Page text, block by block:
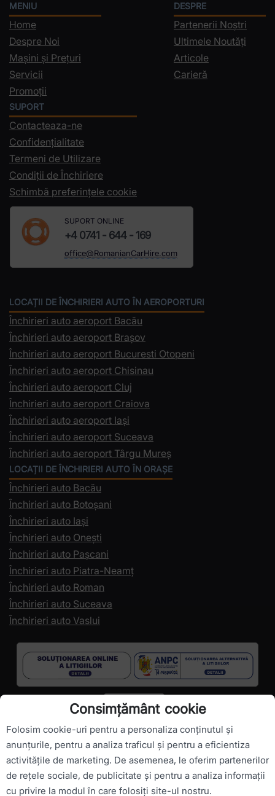
MENIU
Home
Despre Noi
Mașini și Prețuri
Servicii
Promoții
DESPRE
Partenerii Noștri
Ultimele Noutăți
Articole
Carieră
SUPORT
Contacteaza-ne
Confidențialitate
Termeni de Utilizare
Condiții de Închiriere
Schimbă preferințele cookie
SUPORT ONLINE
+4 0741 - 644 - 169
office@RomanianCarHire.com
LOCAȚII DE ÎNCHIRIERI AUTO ÎN AEROPORTURI
Închirieri auto aeroport Bacău
Închirieri auto aeroport Brașov
Închirieri auto aeroport Bucuresti Otopeni
Închirieri auto aeroport Chisinau
Închirieri auto aeroport Cluj
Închirieri auto aeroport Craiova
Închirieri auto aeroport Iași
Închirieri auto aeroport Suceava
Închirieri auto aeroport Târgu Mureș
LOCAȚII DE ÎNCHIRIERI AUTO ÎN ORAȘE
Închirieri auto Bacău
Închirieri auto Botoșani
Închirieri auto Iași
Închirieri auto Onești
Închirieri auto Pașcani
Închirieri auto Piatra-Neamț
Închirieri auto Roman
Închirieri auto Suceava
Închirieri auto Vaslui
Drepturi de autor ©RomanianCarHire.com- Toate drepturile
sunt rezervate.
Consimțământ cookie
Folosim cookie-uri pentru a personaliza conținutul și
anunțurile, pentru a analiza traficul și pentru a eficientiza
activitățile de marketing. De asemenea, le oferim partenerilor
de rețele sociale, de publicitate și pentru a analiza informații
cu privire la modul în care folosiți site-ul nostru.